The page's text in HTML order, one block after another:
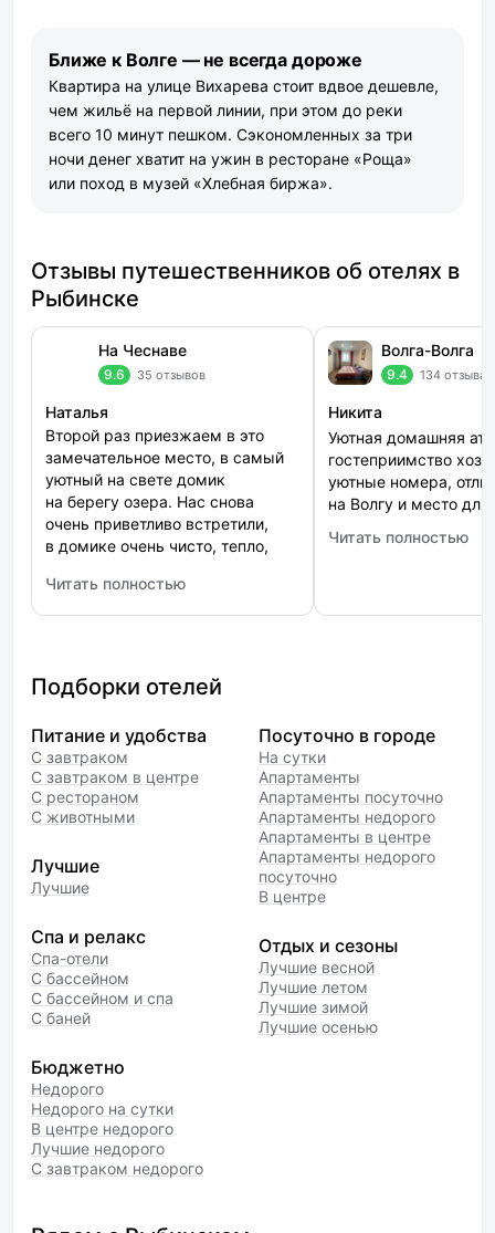
Ближе к Волге — не всегда дороже
Квартира на улице Вихарева стоит вдвое дешевле,
чем жильё на первой линии, при этом до реки
всего 10 минут пешком. Сэкономленных за три
ночи денег хватит на ужин в ресторане «Роща»
или поход в музей «Хлебная биржа».
Отзывы путешественников об отелях в
Рыбинске
На Чеснаве
9.6 35 отзывов
Наталья
Второй раз приезжаем в это
замечательное место, в самый
уютный на свете домик
на берегу озера. Нас снова
очень приветливо встретили,
в домике очень чисто, тепло,
холодильник,
чайник,микроволновая
полотенца,,гель для мытья рук,
гель для мытья посуды и даже
посуды,кухонное
подотенчико..всё новое.
Персонал очень добродушный
и вежливый. Мы очень
Алексею за его помощь.
Сотруднику кафе Марине
и очаровательную улыбку.
Поварам,
администраторам..А за ухоженн
ость , чистоту и красоту
на территории это особенное
и хочется возвращаться в такие
места,где так все по- доброму
и красиво. Когда сидишь
на самом краю у озера с чашкой
кофе, болтаешь ногами над
Читать полностью
: На Чеснаве
Волга-Волга
9.4 134 отзыва
Никита
Уютная домашняя
гостеприимство
уютные номера,
на Волгу и место для
Читать полностью
: Волга-Волга
Подборки отелей
Питание и удобства
С завтраком
С завтраком в центре
С рестораном
С животными
Лучшие
Лучшие
Спа и релакс
Спа-отели
С бассейном
С бассейном и спа
С баней
Бюджетно
Недорого
Недорого на сутки
В центре недорого
Лучшие недорого
С завтраком недорого
Посуточно в городе
На сутки
Апартаменты
Апартаменты посуточно
Апартаменты недорого
Апартаменты в центре
Апартаменты недорого
посуточно
В центре
Отдых и сезоны
Лучшие весной
Лучшие летом
Лучшие зимой
Лучшие осенью